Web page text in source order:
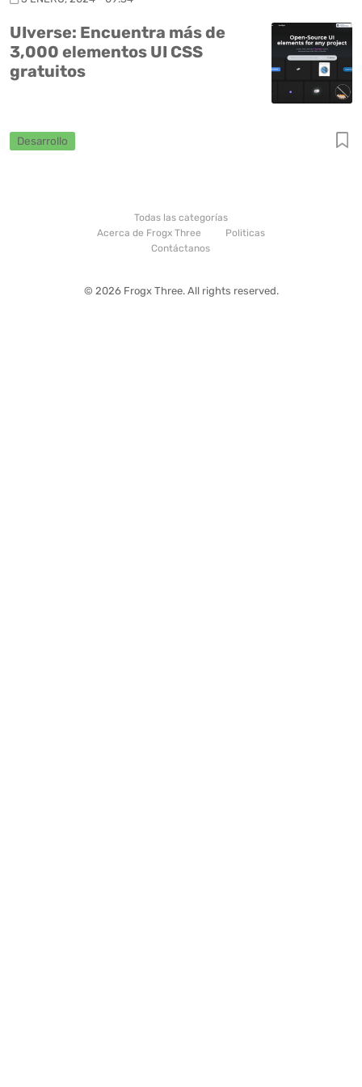
UIverse: Encuentra más de
3,000 elementos UI CSS
gratuitos
Desarrollo
Todas las categorías
Acerca de Frogx Three
Politicas
Contáctanos
© 2026 Frogx Three. All rights reserved.